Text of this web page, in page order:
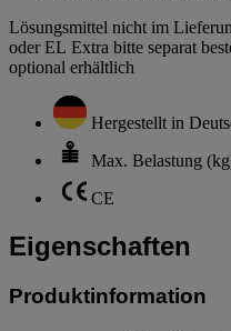
Lösungsmittel nicht im
oder EL Extra bitte separat
optional erhältlich
Hergestellt in
Max. Belastung
CE
Eigenschaften
Produktinformation